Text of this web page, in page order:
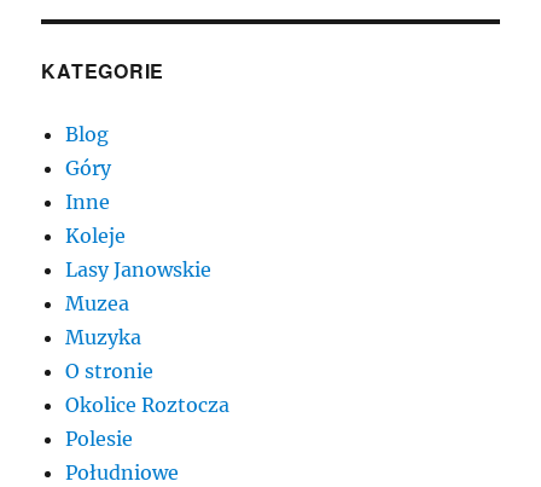
KATEGORIE
Blog
Góry
Inne
Koleje
Lasy Janowskie
Muzea
Muzyka
O stronie
Okolice Roztocza
Polesie
Południowe